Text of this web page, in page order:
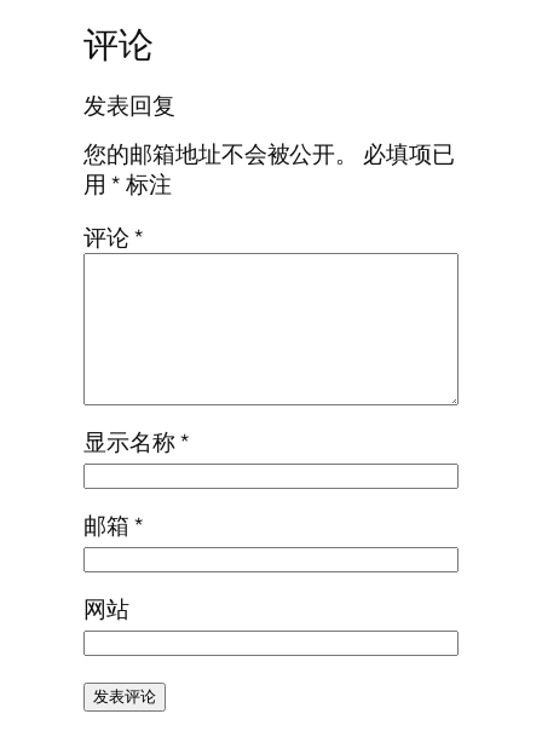
评论
发表回复
您的邮箱地址不会被公开。
必填项已
用*标注
评论*
显示名称*
邮箱*
网站